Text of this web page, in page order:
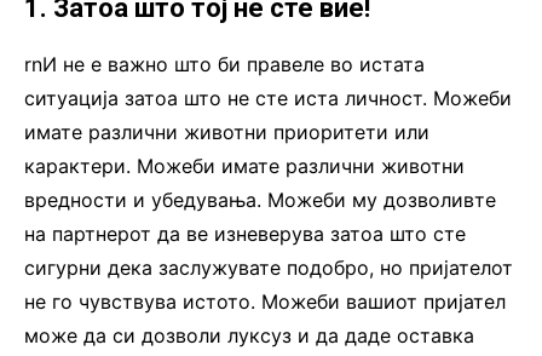
1. Затоа што тој не сте вие!
rnИ не е важно што би правеле во истата
ситуација затоа што не сте иста личност. Можеби
имате различни животни приоритети или
карактери. Можеби имате различни животни
вредности и убедувања. Можеби му дозволивте
на партнерот да ве изневерува затоа што сте
сигурни дека заслужувате подобро, но пријателот
не го чувствува истото. Можеби вашиот пријател
може да си дозволи луксуз и да даде оставка